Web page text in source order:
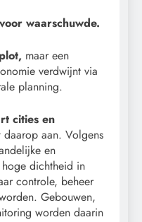
waarschuwde.
maar een
verdwijnt via
planning.
cities en
daarop aan. Volgens
en
dichtheid in
controle, beheer
Gebouwen,
worden daarin